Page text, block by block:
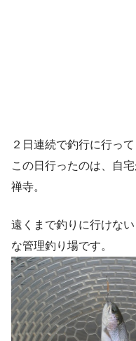
２日連続で釣行に行って
この日行ったのは、自
禅寺。
遠くまで釣りに行けな
な管理釣り場です。